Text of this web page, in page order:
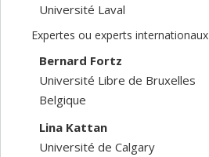
Université Laval
Expertes ou experts internationaux
Bernard Fortz
Université Libre de Bruxelles
Belgique
Lina Kattan
Université de Calgary